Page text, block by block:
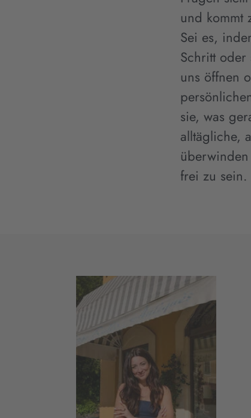
und kommt
Sei es,
Schritt
uns öffnen
sie, was
alltägliche,
frei zu sein.